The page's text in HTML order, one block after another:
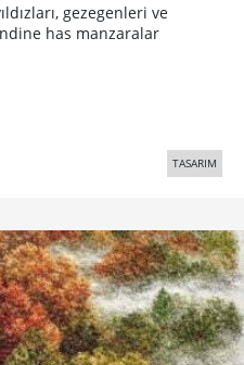
gezegenleri ve
has manzaralar
TASARIM